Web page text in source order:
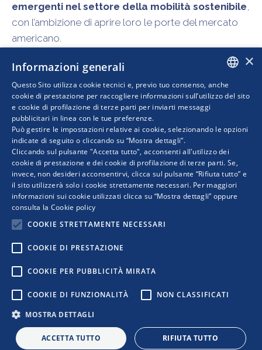
emergenti nel settore della mobilità sostenibile,
con l’ambizione di aprire loro le porte del mercato
americano.
Clicca qui
per maggiori info, il programma del
Guarda quigli interventi e la registrazione integrale.
A questo linkil Regolamento della Call.
COPYRIGHT © 2019 WWW.RETIMPRESA.IT
reti d'imprese
retimpresa@pec.retimpresa.it
| Codice fiscale 97583770587
PRIVACY|COOKIES|REGOLE D’USO DEL SITO
ITALIAN
×
Informazioni generali
Questo Sito utilizza cookie tecnici e, previo tuo consenso, anche
cookie di prestazione per raccogliere informazioni sull’utilizzo del sito
e cookie di profilazione di terze parti per inviarti messaggi
pubblicitari in linea con le tue preferenze.
Può gestire le impostazioni relative ai cookie, selezionando le opzioni
indicate di seguito o cliccando su “Mostra dettagli”.
Cliccando sul pulsante "Accetta tutto", acconsenti all'utilizzo dei
cookie di prestazione e dei cookie di profilazione di terze parti. Se,
invece, non desideri acconsentirvi, clicca sul pulsante “Rifiuta tutto” e
il sito utilizzerà solo i cookie strettamente necessari. Per maggiori
informazioni sui cookie utilizzati clicca su “Mostra dettagli” oppure
consulta la Cookie policy
COOKIE STRETTAMENTE NECESSARI
COOKIE DI PRESTAZIONE
COOKIE PER PUBBLICITÀ MIRATA
COOKIE DI FUNZIONALITÀ
NON CLASSIFICATI
MOSTRA DETTAGLI
ACCETTA TUTTO RIFIUTA TUTTO